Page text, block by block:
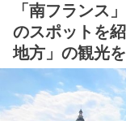
「南フランス
のスポットを
地方」の観光